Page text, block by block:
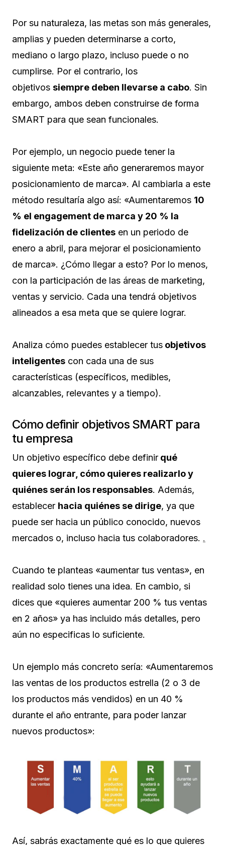
Por su naturaleza, las metas son más generales,
amplias y pueden determinarse a corto,
mediano o largo plazo, incluso puede o no
cumplirse. Por el contrario, los
objetivos siempre deben llevarse a cabo. Sin
embargo, ambos deben construirse de forma
SMART para que sean funcionales.
Por ejemplo, un negocio puede tener la
siguiente meta: «Este año generaremos mayor
posicionamiento de marca». Al cambiarla a este
método resultaría algo así: «Aumentaremos 10
% el engagement de marca y 20 % la
fidelización de clientes en un periodo de
enero a abril, para mejorar el posicionamiento
de marca». ¿Cómo llegar a esto? Por lo menos,
con la participación de las áreas de marketing,
ventas y servicio. Cada una tendrá objetivos
alineados a esa meta que se quiere lograr.
Analiza cómo puedes establecer tus objetivos
inteligentes con cada una de sus
características (específicos, medibles,
alcanzables, relevantes y a tiempo).
Cómo definir objetivos SMART para
tu empresa
Un objetivo específico debe definir qué
quieres lograr, cómo quieres realizarlo y
quiénes serán los responsables. Además,
establecer hacia quiénes se dirige, ya que
puede ser hacia un público conocido, nuevos
mercados o, incluso hacia tus colaboradores. .
Cuando te planteas «aumentar tus ventas», en
realidad solo tienes una idea. En cambio, si
dices que «quieres aumentar 200 % tus ventas
en 2 años» ya has incluido más detalles, pero
aún no especificas lo suficiente.
Un ejemplo más concreto sería: «Aumentaremos
las ventas de los productos estrella (2 o 3 de
los productos más vendidos) en un 40 %
durante el año entrante, para poder lanzar
nuevos productos»:
Así, sabrás exactamente qué es lo que quieres